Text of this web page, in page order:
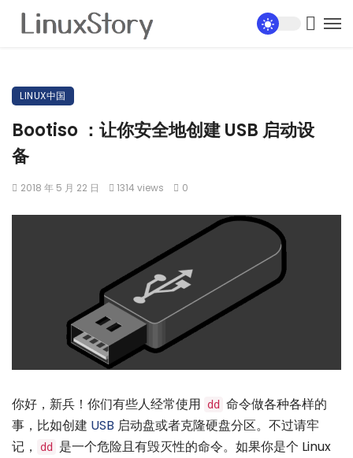
LINUX中国
Bootiso ：让你安全地创建 USB 启动设
备
2018 年 5 月 22 日 1314 views 0
你好，新兵！你们有些人经常使用 dd
命令做各种各样的
事，比如创建 USB 启动盘或者克隆硬盘分区。不过请牢
记，
dd
是一个危险且有毁灭性的命令。如果你是个 Linux